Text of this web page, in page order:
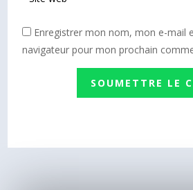
Enregistrer mon nom, mon e-mail
navigateur pour mon prochain
SOUMETTRE LE